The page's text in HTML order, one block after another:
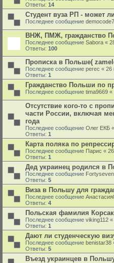
Ответы: 14
Студент вуза РП - может
Последнее сообщение democode7
ВНЖ, ПМЖ, гражданство
Последнее сообщение Sabora «
Ответы: 100
Прописка в Польше(
Последнее сообщение perec « 26
Ответы: 1
Гражданство Польши по
Последнее сообщение tima9669 «
Отсутствие кого-то с
части России, включая
года
Последнее сообщение Олег ЕКБ «
Ответы: 1
Карта поляка по
Последнее сообщение Парис «
Ответы: 1
Дед украинец родился в
Последнее сообщение Fortyseven
Ответы: 5
Виза в Польшу для
Последнее сообщение
Ответы: 4
Польская фамилия Корсак
Последнее сообщение viking112 «
Ответы: 1
Дают ли студенческую
Последнее сообщение benistar38
Ответы: 5
Въезд украинцев в